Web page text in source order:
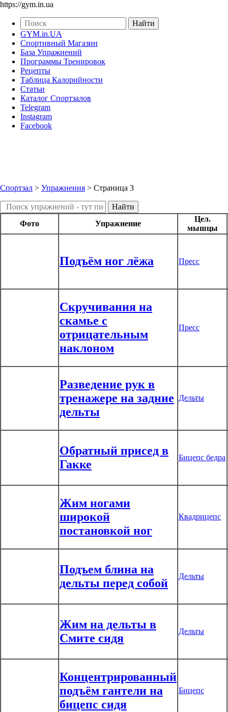
https://gym.in.ua
GYM.in.UA
Спортивный Магазин
База Упражнений
Программы Тренировок
Рецепты
Таблица Калорийности
Статьи
Каталог Спортзалов
Telegram
Instagram
Facebook
Спортзал > Упражнения > Страница 3
Фото Упражнение
Цел.
мышцы
Подъём ног лёжа Пресс
Скручивания на
скамье с
отрицательным
наклоном
Пресс
Разведение рук в
тренажере на задние
дельты
Дельты
Обратный присед в
Гакке
Бицепс бедра
Жим ногами
широкой
постановкой ног
Квадрицепс
Подъем блина на
дельты перед собой
Дельты
Жим на дельты в
Смите сидя
Дельты
Концентрированный
подъём гантели на
бицепс сидя
Бицепс